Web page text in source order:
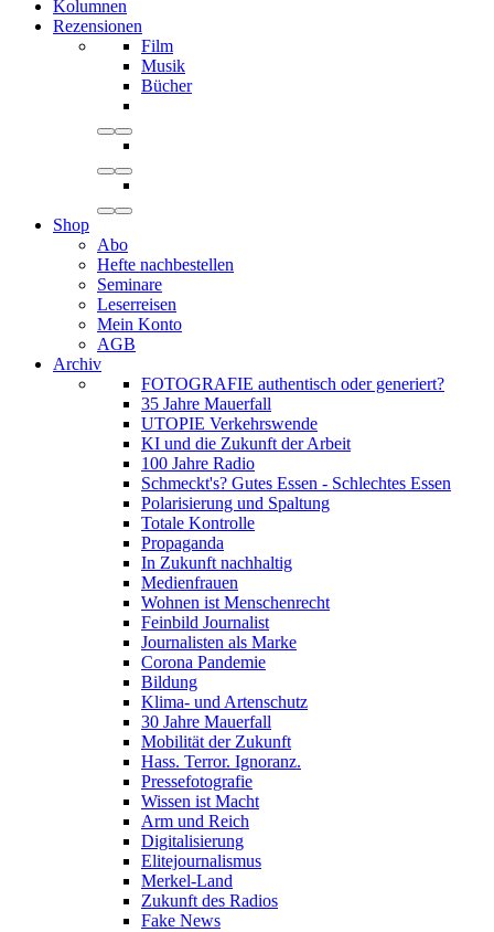
Kolumnen
Rezensionen
Film
Musik
Bücher
Shop
Abo
Hefte nachbestellen
Seminare
Leserreisen
Mein Konto
AGB
Archiv
FOTOGRAFIE authentisch oder generiert?
35 Jahre Mauerfall
UTOPIE Verkehrswende
KI und die Zukunft der Arbeit
100 Jahre Radio
Schmeckt's? Gutes Essen - Schlechtes Essen
Polarisierung und Spaltung
Totale Kontrolle
Propaganda
In Zukunft nachhaltig
Medienfrauen
Wohnen ist Menschenrecht
Feinbild Journalist
Journalisten als Marke
Corona Pandemie
Bildung
Klima- und Artenschutz
30 Jahre Mauerfall
Mobilität der Zukunft
Hass. Terror. Ignoranz.
Pressefotografie
Wissen ist Macht
Arm und Reich
Digitalisierung
Elitejournalismus
Merkel-Land
Zukunft des Radios
Fake News